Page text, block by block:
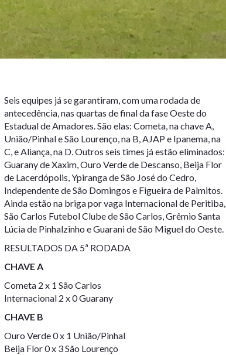
Seis equipes já se garantiram, com uma rodada de
antecedência, nas quartas de final da fase Oeste do
Estadual de Amadores. São elas: Cometa, na chave A,
União/Pinhal e São Lourenço, na B, AJAP e Ipanema, na
C, e Aliança, na D. Outros seis times já estão eliminados:
Guarany de Xaxim, Ouro Verde de Descanso, Beija Flor
de Lacerdópolis, Ypiranga de São José do Cedro,
Independente de São Domingos e Figueira de Palmitos.
Ainda estão na briga por vaga Internacional de Peritiba,
São Carlos Futebol Clube de São Carlos, Grêmio Santa
Lúcia de Pinhalzinho e Guarani de São Miguel do Oeste.
RESULTADOS DA 5ª RODADA
CHAVE A
Cometa 2 x 1 São Carlos
Internacional 2 x 0 Guarany
CHAVE B
Ouro Verde 0 x 1 União/Pinhal
Beija Flor 0 x 3 São Lourenço